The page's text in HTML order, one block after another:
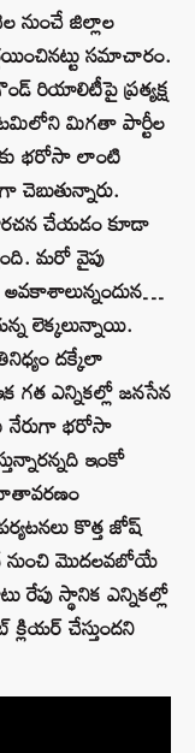
నుంచే జిల్లాల
సమాచారం.
రియాలిటీపై ప్రత్యక్ష
మిగతా పార్టీల
భరోసా లాంటి
చెబుతున్నారు.
చేయడం కూడా
మరో వైపు
లెక్కలున్నాయి.
దక్కేలా
గత ఎన్నికల్లో జనసేన
నేరుగా భరోసా
ఇంకో
కొత్త జోష్
నుంచి మొదలవబోయే
స్థానిక ఎన్నికల్లో
చేస్తుందని